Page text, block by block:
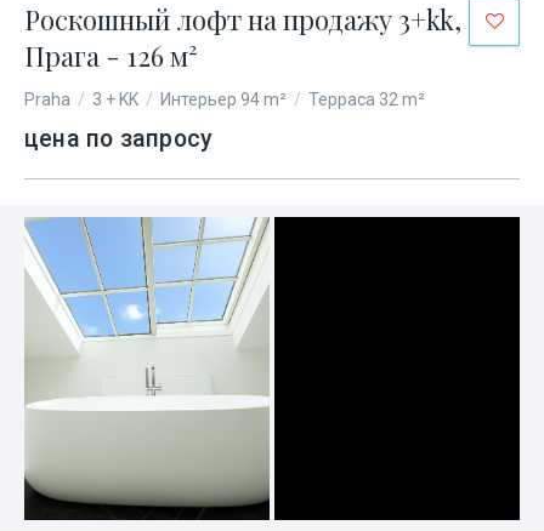
Роскошный лофт на продажу 3+kk,
Прага - 126 м²
Praha / 3 + KK / Интерьер 94 m² / Терраса 32 m²
цена по запросу